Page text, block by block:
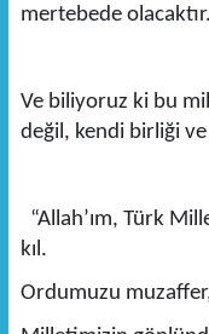
mertebede olacaktır.
Ve biliyoruz ki bu
değil, kendi birliği
“Allah’ım, Türk
kıl.
Ordumuzu